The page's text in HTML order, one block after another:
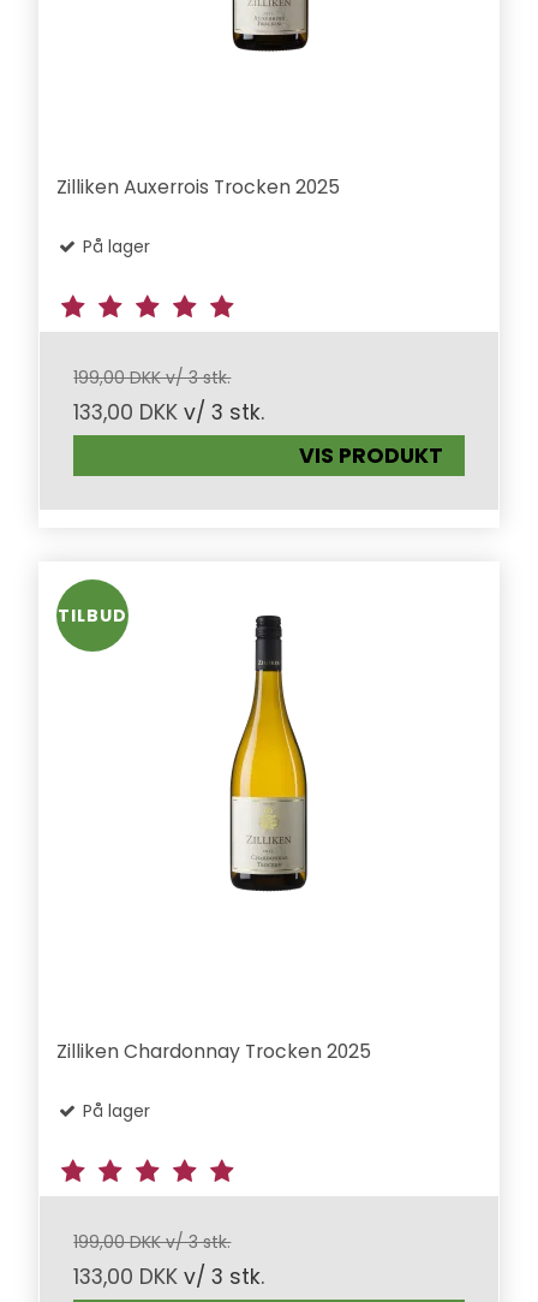
Zilliken Auxerrois Trocken 2025
På lager
199,00 DKK v/ 3 stk.
133,00 DKK v/ 3 stk.
VIS PRODUKT
TILBUD
Zilliken Chardonnay Trocken 2025
På lager
199,00 DKK v/ 3 stk.
133,00 DKK v/ 3 stk.